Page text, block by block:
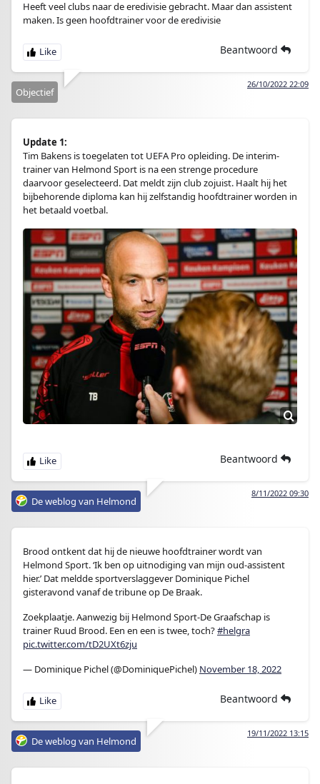
Heeft veel clubs naar de eredivisie gebracht. Maar dan assistent
maken. Is geen hoofdtrainer voor de eredivisie
Beantwoord
26/10/2022 22:09
Objectief
Update 1:
Tim Bakens is toegelaten tot UEFA Pro opleiding. De interim-
trainer van Helmond Sport is na een strenge procedure
daarvoor geselecteerd. Dat meldt zijn club zojuist. Haalt hij het
bijbehorende diploma kan hij zelfstandig hoofdtrainer worden in
het betaald voetbal.
Beantwoord
8/11/2022 09:30
De weblog van Helmond
Brood ontkent dat hij de nieuwe hoofdtrainer wordt van
Helmond Sport. ‘Ik ben op uitnodiging van mijn oud-assistent
hier.’ Dat meldde sportverslaggever Dominique Pichel
gisteravond vanaf de tribune op De Braak.
Zoekplaatje. Aanwezig bij Helmond Sport-De Graafschap is
trainer Ruud Brood. Een en een is twee, toch?#helgra
pic.twitter.com/tD2UXt6zju
— Dominique Pichel (@DominiquePichel) November 18, 2022
Beantwoord
19/11/2022 13:15
De weblog van Helmond